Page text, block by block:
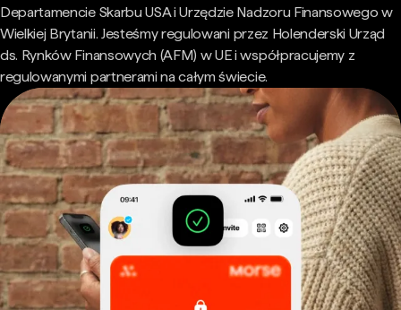
Departamencie Skarbu USA i Urzędzie Nadzoru Finansowego w
Wielkiej Brytanii. Jesteśmy regulowani przez Holenderski Urząd
ds. Rynków Finansowych (AFM) w UE i współpracujemy z
regulowanymi partnerami na całym świecie.